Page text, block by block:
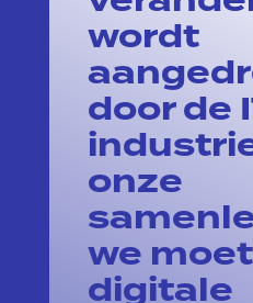
wordt
door de
onze
we
digitale